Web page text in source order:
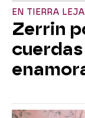
EN TIERRA
Zerrin
cuerdas